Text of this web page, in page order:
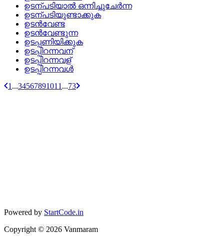
ഉടന്പടിയാല്‍ ഒന്നിച്ചുചേര്‍ന്ന
ഉടന്പടിയുണ്ടാക്കുക
ഉടന്‍വേണ്ട
ഉടന്‍വേണ്ടുന്ന
ഉടപ്പണിയിക്കുക
ഉടപ്പിറന്നവന്
ഉടപ്പിറന്നവള്
ഉടപ്പിറന്നവള്‍
1 ...34567891011 ...73
Powered by StartCode.in
Copyright © 2026 Vanmaram